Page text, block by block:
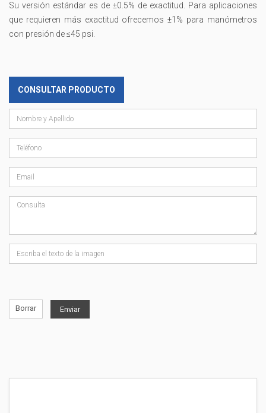
Su versión estándar es de ±0.5% de exactitud. Para aplicaciones
que requieren más exactitud ofrecemos ±1% para manómetros
con presión de ≤45 psi.
CONSULTAR PRODUCTO